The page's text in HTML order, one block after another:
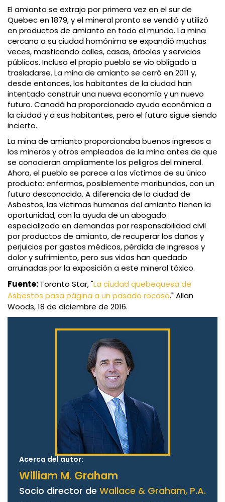
El amianto se extrajo por primera vez en el sur de
Quebec en 1879, y el mineral pronto se vendió y utilizó
en productos de amianto en todo el mundo. La mina
cercana a su ciudad homónima se expandió muchas
veces, masticando calles, casas, árboles y servicios
públicos. Incluso el propio pueblo se vio obligado a
trasladarse. La mina de amianto se cerró en 2011 y,
desde entonces, los habitantes de la ciudad han
intentado construir una nueva economía y un nuevo
futuro. Canadá ha proporcionado ayuda económica a
la ciudad y a sus habitantes, pero el futuro sigue siendo
incierto.
La mina de amianto proporcionaba buenos ingresos a
los mineros y otros empleados de la mina antes de que
se conocieran ampliamente los peligros del mineral.
Ahora, el pueblo se parece a las víctimas de su único
producto: enfermos, posiblemente moribundos, con un
futuro desconocido. A diferencia de la ciudad de
Asbestos, las víctimas humanas del amianto tienen la
oportunidad, con la ayuda de un abogado
especializado en demandas por responsabilidad civil
por productos de amianto, de recuperar los daños y
perjuicios por gastos médicos, pérdida de ingresos y
dolor y sufrimiento, pero sus vidas han quedado
arruinadas por la exposición a este mineral tóxico.
Fuente:Toronto Star, "La ciudad quebequesa de
Asbestos pasa página a un pasado rocoso." Allan
Woods, 18 de diciembre de 2016.
Acerca del autor:
William M. Graham
Socio director de Wallace & Graham, P.A.